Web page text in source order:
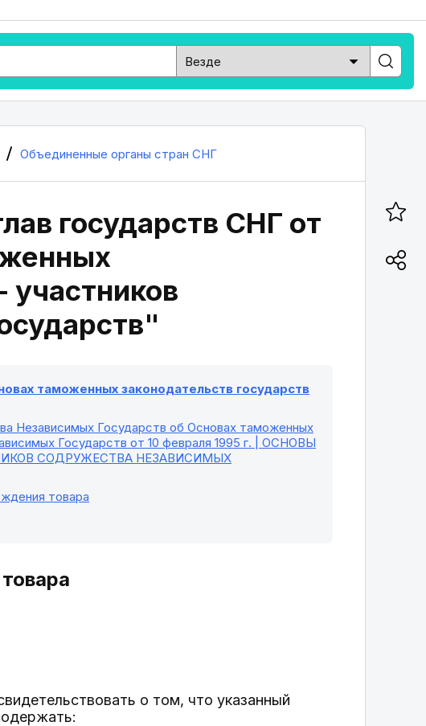
Объединенные органы стран СНГ
государств СНГ от
участников
таможенных законодательств государств
Независимых Государств об Основах таможенных
Государств от 10 февраля 1995 г. | ОСНОВЫ
СОДРУЖЕСТВА НЕЗАВИСИМЫХ
товара
о том, что указанный